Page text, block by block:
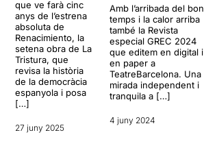
que ve farà cinc
anys de l’estrena
absoluta de
Renacimiento, la
setena obra de La
Tristura, que
revisa la història
de la democràcia
espanyola i posa
[…]
27 juny 2025
Amb l’arribada del bon
temps i la calor arriba
també la Revista
especial GREC 2024
que editem en digital i
en paper a
TeatreBarcelona. Una
mirada independent i
tranquila a […]
4 juny 2024